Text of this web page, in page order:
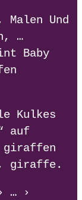
Und
…
Baby
Kulkes
auf
giraffen
giraffe.
… ›